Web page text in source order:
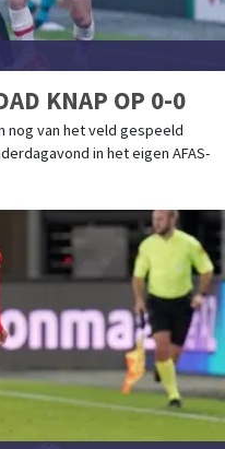
KNAP OP 0-0
nog van het veld gespeeld
in het eigen AFAS-